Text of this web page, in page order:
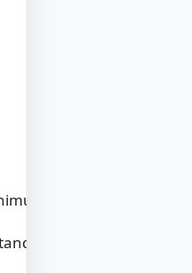
4 ani
moderne